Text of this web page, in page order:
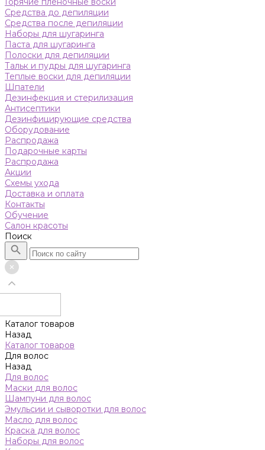
Средства до депиляции
Средства после депиляции
Наборы для шугаринга
Паста для шугаринга
Полоски для депиляции
Тальк и пудры для шугаринга
Теплые воски для депиляции
Шпатели
Дезинфекция и стерилизация
Антисептики
Дезинфицирующие средства
Оборудование
Распродажа
Подарочные карты
Распродажа
Акции
Схемы ухода
Доставка и оплата
Контакты
Обучение
Салон красоты
Поиск
Каталог товаров
Назад
Каталог товаров
Для волос
Назад
Для волос
Маски для волос
Шампуни для волос
Эмульсии и сыворотки для волос
Масло для волос
Краска для волос
Наборы для волос